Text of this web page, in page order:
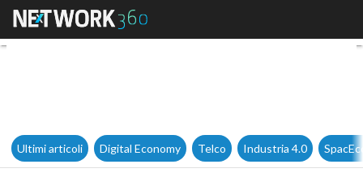
Open Fiber, in campo il
Ultimi articoli Digital Economy Telco Industria 4.0